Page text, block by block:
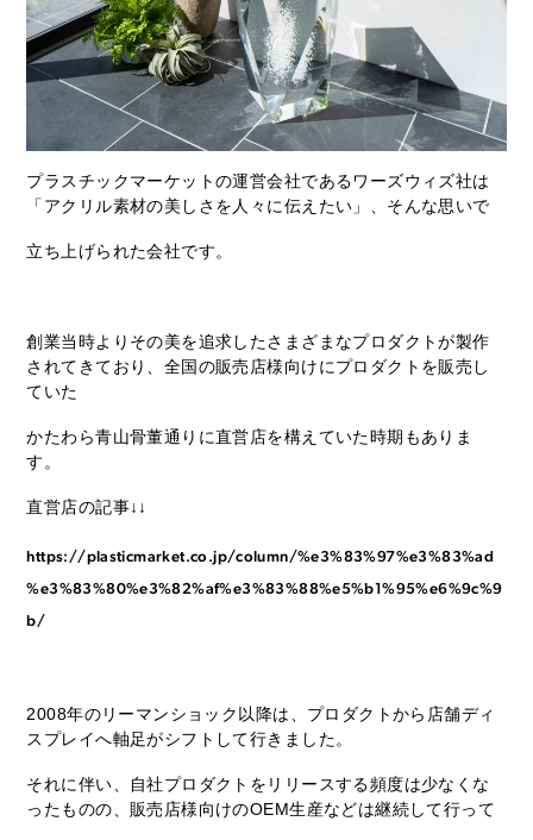
プラスチックマーケットの運営会社であるワーズウィズ社は
「アクリル素材の美しさを人々に伝えたい」、そんな思いで
立ち上げられた会社です。
創業当時よりその美を追求したさまざまなプロダクトが製作
されてきており、全国の販売店様向けにプロダクトを販売し
ていた
かたわら青山骨董通りに直営店を構えていた時期もありま
す。
直営店の記事↓↓
https://plasticmarket.co.jp/column/%e3%83%97%e3%83%ad
%e3%83%80%e3%82%af%e3%83%88%e5%b1%95%e6%9c%9
b/
2008年のリーマンショック以降は、プロダクトから店舗ディ
スプレイへ軸足がシフトして行きました。
それに伴い、自社プロダクトをリリースする頻度は少なくな
ったものの、販売店様向けのOEM生産などは継続して行って